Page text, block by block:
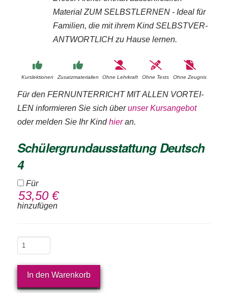
Material ZUM SELBSTLERNEN - Ideal für
Fa­mi­lien, die mit ihrem Kind SELBST­VER­
ANT­WORT­LICH zu Hause ler­nen.
Kurs­lek­tionen Zusatz­mate­rialien Ohne Lehrkraft Ohne Tests Ohne Zeugnis
Für den FERN­UN­TERR­ICHT MIT AL­LEN VOR­TEI­
LEN in­for­mie­ren Sie sich überun­ser Kurs­an­ge­bot
oder mel­den Sie Ihr Kindhieran.
Schülergrundausstattung Deutsch
4
Für
53,50 €
hinzufügen
Deutsch
Basis
KlasseIn den Warenkorb